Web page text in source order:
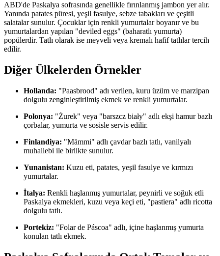
ABD'de Paskalya sofrasında genellikle fırınlanmış jambon yer alır.
Yanında patates püresi, yeşil fasulye, sebze tabakları ve çeşitli
salatalar sunulur. Çocuklar için renkli yumurtalar boyanır ve bu
yumurtalardan yapılan "deviled eggs" (baharatlı yumurta)
popülerdir. Tatlı olarak ise meyveli veya kremalı hafif tatlılar tercih
edilir.
Diğer Ülkelerden Örnekler
Hollanda: "Paasbrood" adı verilen, kuru üzüm ve marzipan
dolgulu zenginleştirilmiş ekmek ve renkli yumurtalar.
Polonya: "Żurek" veya "barszcz biały" adlı ekşi hamur bazlı
çorbalar, yumurta ve sosisle servis edilir.
Finlandiya: "Mämmi" adlı çavdar bazlı tatlı, vanilyalı
muhallebi ile birlikte sunulur.
Yunanistan: Kuzu eti, patates, yeşil fasulye ve kırmızı
yumurtalar.
İtalya: Renkli haşlanmış yumurtalar, peynirli ve soğuk etli
Paskalya ekmekleri, kuzu veya keçi eti, "pastiera" adlı ricotta
dolgulu tatlı.
Portekiz: "Folar de Páscoa" adlı, içine haşlanmış yumurta
konulan tatlı ekmek.